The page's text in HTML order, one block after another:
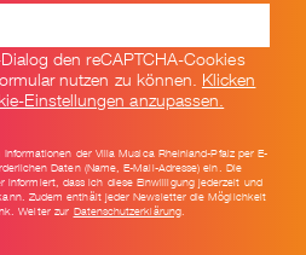
AGB Datenschutz Kontakt
den reCAPTCHA-Cookies
nutzen zu können. Klicken
Einstellungen anzupassen.
der Villa Musica Rheinland-Pfalz per E-
Daten (Name, E-Mail-Adresse) ein. Die
dass ich diese Einwilligung jederzeit und
Zudem enthält jeder Newsletter die Möglichkeit
Weiter zur Datenschutzerklärung.